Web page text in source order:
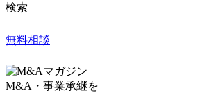
検索
無料相談
M&A・事業承継を